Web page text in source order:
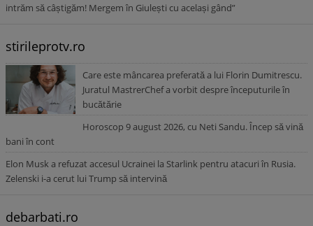
intrăm să câștigăm! Mergem în Giulești cu același gând”
stirileprotv.ro
Care este mâncarea preferată a lui Florin Dumitrescu.
Juratul MastrerChef a vorbit despre începuturile în
bucătărie
Horoscop 9 august 2026, cu Neti Sandu. Încep să vină
bani în cont
Elon Musk a refuzat accesul Ucrainei la Starlink pentru atacuri în Rusia.
Zelenski i-a cerut lui Trump să intervină
debarbati.ro